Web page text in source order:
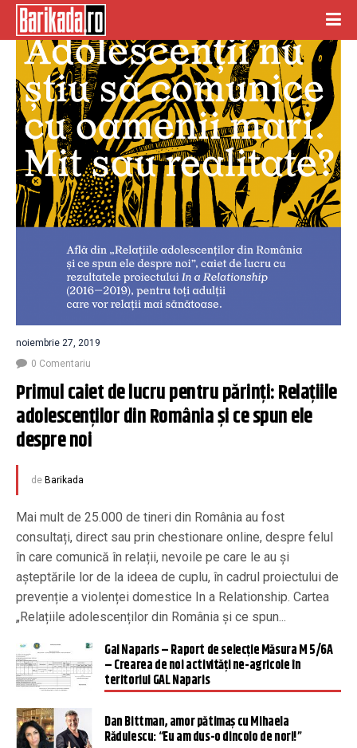
noiembrie 27, 2019
0 Comentariu
Primul caiet de lucru pentru părinți: Relațiile
adolescenților din România și ce spun ele
despre noi
de Barikada
Mai mult de 25.000 de tineri din România au fost
consultați, direct sau prin chestionare online, despre felul
în care comunică în relații, nevoile pe care le au și
așteptările lor de la ideea de cuplu, în cadrul proiectului de
prevenție a violenței domestice In a Relationship. Cartea
„Relațiile adolescenților din România și ce spun...
Gal Naparis – Raport de selecție Măsura M 5/6A
– Crearea de noi activități ne-agricole în
teritoriul GAL Naparis
Dan Bittman, amor pătimaş cu Mihaela
Rădulescu: “Eu am dus-o dincolo de nori!”